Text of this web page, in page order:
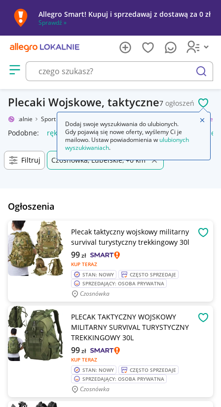
Allegro Smart! Kupuj i sprzedawaj z dostawą za 0 zł
Sprawdź »
Otwórz menu z kategoriami
szukaj
Plecaki Wojskowe, taktyczne7 ogłoszeń
Lokalnie Sport i turystyka Wojskowe, taktyczne
Podobne: rękawice taktyczne wojskowe wojskowe taktyczne
Filtruj Czosnówka, Lubelskie, +0 km
Ogłoszenia
Plecak taktyczny wojskowy militarny
survival turystyczny trekkingowy 30l
KUP TERAZ
99zł
STAN: NOWY
CZĘSTO SPRZEDAJE
SPRZEDAJĄCY: OSOBA PRYWATNA
Czosnówka
PLECAK TAKTYCZNY WOJSKOWY
MILITARNY SURVIVAL TURYSTYCZNY
TREKKINGOWY 30L
KUP TERAZ
99zł
STAN: NOWY
CZĘSTO SPRZEDAJE
SPRZEDAJĄCY: OSOBA PRYWATNA
Czosnówka
Dodaj swoje wyszukiwania do ulubionych.
Gdy pojawią się nowe oferty, wyślemy Ci je
mailowo. Ustaw powiadomienia w ulubionych
wyszukiwaniach.